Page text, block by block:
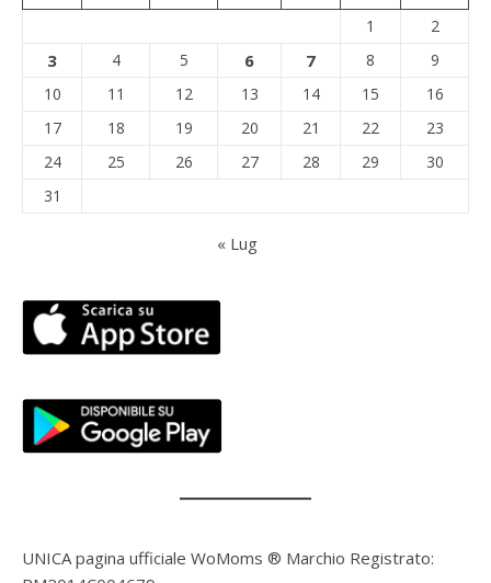
1
2
3 4 5 6 7 8
9
10
11 12 13 14 15
16
17
18 19 20 21 22
23
24
25 26 27 28 29
30
31
« Lug
UNICA pagina ufficiale WoMoms ® Marchio Registrato: